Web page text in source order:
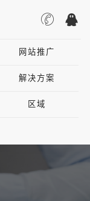
网站推广
解决方案
区域